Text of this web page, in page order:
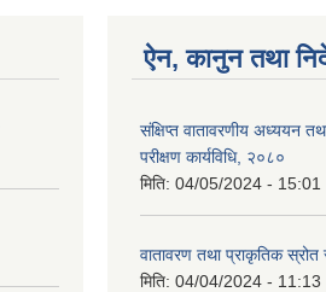
ऐन, कानुन तथा
संक्षिप्त वातावरणीय अध्ययन
परीक्षण कार्यविधि, २०८०
मिति: 04/05/2024 - 15:01
वातावरण तथा प्राकृतिक
मिति: 04/04/2024 - 11:13